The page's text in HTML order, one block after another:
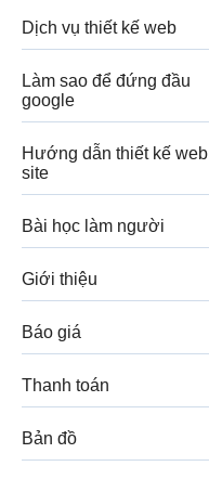
Dịch vụ thiết kế web
Làm sao để đứng đầu
google
Hướng dẫn thiết kế web
site
Bài học làm người
Giới thiệu
Báo giá
Thanh toán
Bản đồ